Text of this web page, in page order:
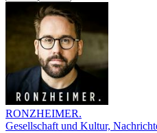
RONZHEIMER.
Gesellschaft und Kultur,